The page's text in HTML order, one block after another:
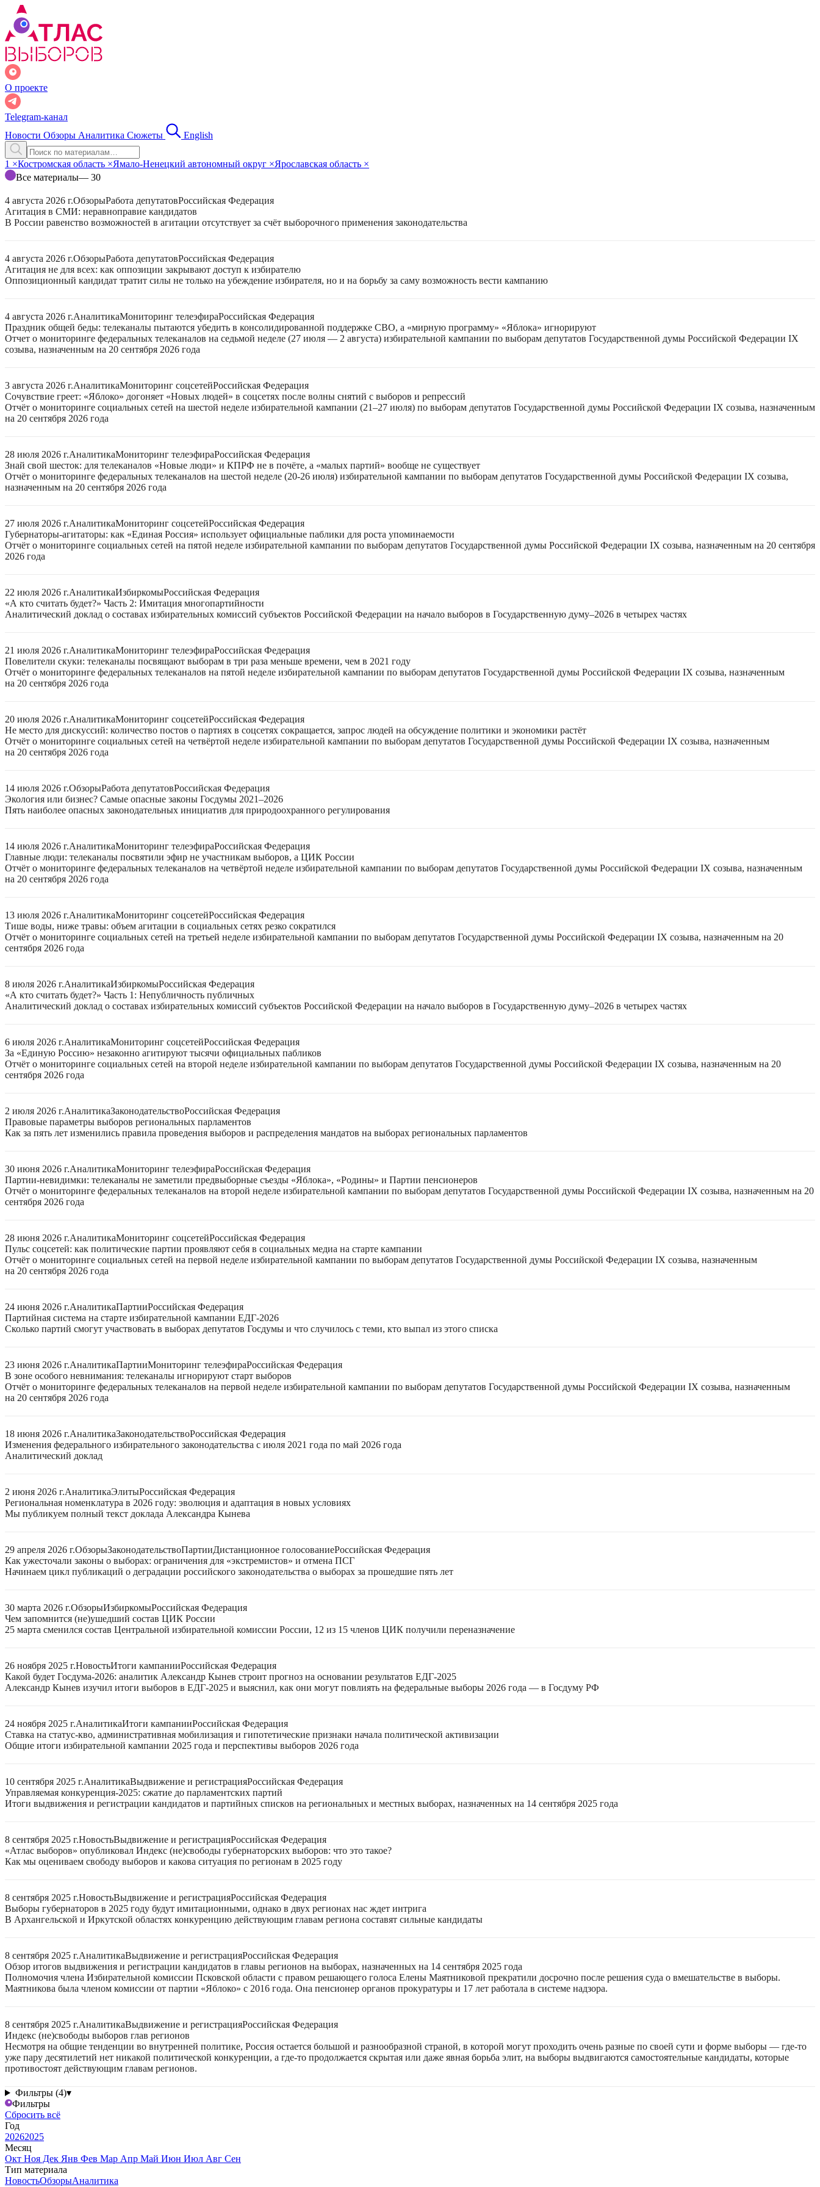
О проекте
Telegram-канал
Новости Обзоры Аналитика Сюжеты English
1 ×Костромская область ×Ямало-Ненецкий автономный округ ×Ярославская область ×
Все материалы— 30
4 августа 2026 г.ОбзорыРабота депутатовРоссийская Федерация
Агитация в СМИ: неравноправие кандидатов
В России равенство возможностей в агитации отсутствует за счёт выборочного применения законодательства
4 августа 2026 г.ОбзорыРабота депутатовРоссийская Федерация
Агитация не для всех: как оппозиции закрывают доступ к избирателю
Оппозиционный кандидат тратит силы не только на убеждение избирателя, но и на борьбу за саму возможность вести кампанию
4 августа 2026 г.АналитикаМониторинг телеэфираРоссийская Федерация
Праздник общей беды: телеканалы пытаются убедить в консолидированной поддержке СВО, а «мирную программу» «Яблока» игнорируют
Отчет о мониторинге федеральных телеканалов на седьмой неделе (27 июля — 2 августа) избирательной кампании по выборам депутатов Государственной думы Российской Федерации IX
созыва, назначенным на 20 сентября 2026 года
3 августа 2026 г.АналитикаМониторинг соцсетейРоссийская Федерация
Сочувствие греет: «Яблоко» догоняет «Новых людей» в соцсетях после волны снятий с выборов и репрессий
Отчёт о мониторинге социальных сетей на шестой неделе избирательной кампании (21–27 июля) по выборам депутатов Государственной думы Российской Федерации IX созыва, назначенным
на 20 сентября 2026 года
28 июля 2026 г.АналитикаМониторинг телеэфираРоссийская Федерация
Знай свой шесток: для телеканалов «Новые люди» и КПРФ не в почёте, а «малых партий» вообще не существует
Отчёт о мониторинге федеральных телеканалов на шестой неделе (20-26 июля) избирательной кампании по выборам депутатов Государственной думы Российской Федерации IX созыва,
назначенным на 20 сентября 2026 года
27 июля 2026 г.АналитикаМониторинг соцсетейРоссийская Федерация
Губернаторы-агитаторы: как «Единая Россия» использует официальные паблики для роста упоминаемости
Отчёт о мониторинге социальных сетей на пятой неделе избирательной кампании по выборам депутатов Государственной думы Российской Федерации IX созыва, назначенным на 20 сентября
2026 года
22 июля 2026 г.АналитикаИзбиркомыРоссийская Федерация
«А кто считать будет?» Часть 2: Имитация многопартийности
Аналитический доклад о составах избирательных комиссий субъектов Российской Федерации на начало выборов в Государственную думу–2026 в четырех частях
21 июля 2026 г.АналитикаМониторинг телеэфираРоссийская Федерация
Повелители скуки: телеканалы посвящают выборам в три раза меньше времени, чем в 2021 году
Отчёт о мониторинге федеральных телеканалов на пятой неделе избирательной кампании по выборам депутатов Государственной думы Российской Федерации IX созыва, назначенным
на 20 сентября 2026 года
20 июля 2026 г.АналитикаМониторинг соцсетейРоссийская Федерация
Не место для дискуссий: количество постов о партиях в соцсетях сокращается, запрос людей на обсуждение политики и экономики растёт
Отчёт о мониторинге социальных сетей на четвёртой неделе избирательной кампании по выборам депутатов Государственной думы Российской Федерации IX созыва, назначенным
на 20 сентября 2026 года
14 июля 2026 г.ОбзорыРабота депутатовРоссийская Федерация
Экология или бизнес? Самые опасные законы Госдумы 2021–2026
Пять наиболее опасных законодательных инициатив для природоохранного регулирования
14 июля 2026 г.АналитикаМониторинг телеэфираРоссийская Федерация
Главные люди: телеканалы посвятили эфир не участникам выборов, а ЦИК России
Отчёт о мониторинге федеральных телеканалов на четвёртой неделе избирательной кампании по выборам депутатов Государственной думы Российской Федерации IX созыва, назначенным
на 20 сентября 2026 года
13 июля 2026 г.АналитикаМониторинг соцсетейРоссийская Федерация
Тише воды, ниже травы: объем агитации в социальных сетях резко сократился
Отчёт о мониторинге социальных сетей на третьей неделе избирательной кампании по выборам депутатов Государственной думы Российской Федерации IX созыва, назначенным на 20
сентября 2026 года
8 июля 2026 г.АналитикаИзбиркомыРоссийская Федерация
«А кто считать будет?» Часть 1: Непубличность публичных
Аналитический доклад о составах избирательных комиссий субъектов Российской Федерации на начало выборов в Государственную думу–2026 в четырех частях
6 июля 2026 г.АналитикаМониторинг соцсетейРоссийская Федерация
За «Единую Россию» незаконно агитируют тысячи официальных пабликов
Отчёт о мониторинге социальных сетей на второй неделе избирательной кампании по выборам депутатов Государственной думы Российской Федерации IX созыва, назначенным на 20
сентября 2026 года
2 июля 2026 г.АналитикаЗаконодательствоРоссийская Федерация
Правовые параметры выборов региональных парламентов
Как за пять лет изменились правила проведения выборов и распределения мандатов на выборах региональных парламентов
30 июня 2026 г.АналитикаМониторинг телеэфираРоссийская Федерация
Партии-невидимки: телеканалы не заметили предвыборные съезды «Яблока», «Родины» и Партии пенсионеров
Отчёт о мониторинге федеральных телеканалов на второй неделе избирательной кампании по выборам депутатов Государственной думы Российской Федерации IX созыва, назначенным на 20
сентября 2026 года
28 июня 2026 г.АналитикаМониторинг соцсетейРоссийская Федерация
Пульс соцсетей: как политические партии проявляют себя в социальных медиа на старте кампании
Отчёт о мониторинге социальных сетей на первой неделе избирательной кампании по выборам депутатов Государственной думы Российской Федерации IX созыва, назначенным
на 20 сентября 2026 года
24 июня 2026 г.АналитикаПартииРоссийская Федерация
Партийная система на старте избирательной кампании ЕДГ-2026
Сколько партий смогут участвовать в выборах депутатов Госдумы и что случилось с теми, кто выпал из этого списка
23 июня 2026 г.АналитикаПартииМониторинг телеэфираРоссийская Федерация
В зоне особого невнимания: телеканалы игнорируют старт выборов
Отчёт о мониторинге федеральных телеканалов на первой неделе избирательной кампании по выборам депутатов Государственной думы Российской Федерации IX созыва, назначенным
на 20 сентября 2026 года
18 июня 2026 г.АналитикаЗаконодательствоРоссийская Федерация
Изменения федерального избирательного законодательства с июля 2021 года по май 2026 года
Аналитический доклад
2 июня 2026 г.АналитикаЭлитыРоссийская Федерация
Региональная номенклатура в 2026 году: эволюция и адаптация в новых условиях
Мы публикуем полный текст доклада Александра Кынева
29 апреля 2026 г.ОбзорыЗаконодательствоПартииДистанционное голосованиеРоссийская Федерация
Как ужесточали законы о выборах: ограничения для «экстремистов» и отмена ПСГ
Начинаем цикл публикаций о деградации российского законодательства о выборах за прошедшие пять лет
30 марта 2026 г.ОбзорыИзбиркомыРоссийская Федерация
Чем запомнится (не)ушедший состав ЦИК России
25 марта сменился состав Центральной избирательной комиссии России, 12 из 15 членов ЦИК получили переназначение
26 ноября 2025 г.НовостьИтоги кампанииРоссийская Федерация
Какой будет Госдума-2026: аналитик Александр Кынев строит прогноз на основании результатов ЕДГ-2025
Александр Кынев изучил итоги выборов в ЕДГ-2025 и выяснил, как они могут повлиять на федеральные выборы 2026 года — в Госдуму РФ
24 ноября 2025 г.АналитикаИтоги кампанииРоссийская Федерация
Ставка на статус-кво, административная мобилизация и гипотетические признаки начала политической активизации
Общие итоги избирательной кампании 2025 года и перспективы выборов 2026 года
10 сентября 2025 г.АналитикаВыдвижение и регистрацияРоссийская Федерация
Управляемая конкуренция-2025: сжатие до парламентских партий
Итоги выдвижения и регистрации кандидатов и партийных списков на региональных и местных выборах, назначенных на 14 сентября 2025 года
8 сентября 2025 г.НовостьВыдвижение и регистрацияРоссийская Федерация
«Атлас выборов» опубликовал Индекс (не)свободы губернаторских выборов: что это такое?
Как мы оцениваем свободу выборов и какова ситуация по регионам в 2025 году
8 сентября 2025 г.НовостьВыдвижение и регистрацияРоссийская Федерация
Выборы губернаторов в 2025 году будут имитационными, однако в двух регионах нас ждет интрига
В Архангельской и Иркутской областях конкуренцию действующим главам региона составят сильные кандидаты
8 сентября 2025 г.АналитикаВыдвижение и регистрацияРоссийская Федерация
Обзор итогов выдвижения и регистрации кандидатов в главы регионов на выборах, назначенных на 14 сентября 2025 года
Полномочия члена Избирательной комиссии Псковской области с правом решающего голоса Елены Маятниковой прекратили досрочно после решения суда о вмешательстве в выборы.
Маятникова была членом комиссии от партии «Яблоко» с 2016 года. Она пенсионер органов прокуратуры и 17 лет работала в системе надзора.
8 сентября 2025 г.АналитикаВыдвижение и регистрацияРоссийская Федерация
Индекс (не)свободы выборов глав регионов
Несмотря на общие тенденции во внутренней политике, Россия остается большой и разнообразной страной, в которой могут проходить очень разные по своей сути и форме выборы — где-то
уже пару десятилетий нет никакой политической конкуренции, а где-то продолжается скрытая или даже явная борьба элит, на выборы выдвигаются самостоятельные кандидаты, которые
противостоят действующим главам регионов.
Фильтры (4)▾
Фильтры
Сбросить всё
Год
20262025
Месяц
Окт Ноя Дек Янв Фев Мар Апр Май Июн Июл Авг Сен
Тип материала
НовостьОбзорыАналитика